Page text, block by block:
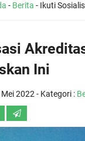
- Berita - Ikuti
Ini
2022 - Kategori :